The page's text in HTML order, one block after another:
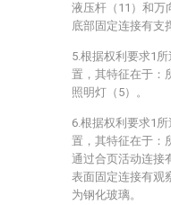
液压杆（11）和万
底部固定连接有支
5.根据权利要求1
置，其特征在于：
照明灯（5）。
6.根据权利要求1
置，其特征在于：
通过合页活动连接
表面固定连接有观
为钢化玻璃。